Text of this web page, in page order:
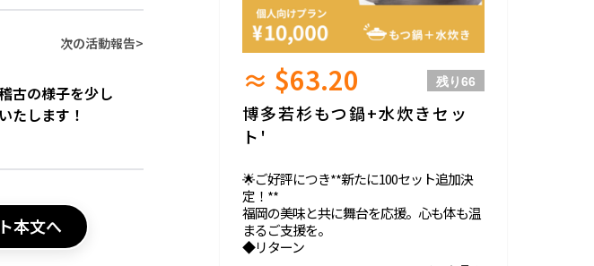
古の様子を少し
たします！
次の活動報告>
本文へ
≈ $63.20 残り66
博多若杉もつ鍋+水炊きセッ
ト'
🌟ご好評につき**新たに100セット追加決
定！**
福岡の美味と共に舞台を応援。心も体も温
まるご支援を。
◆リターン